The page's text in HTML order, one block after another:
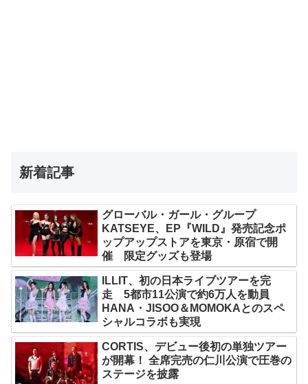
新着記事
グローバル・ガール・グループ
KATSEYE、EP『WILD』発売記念ポ
ップアップストアを東京・原宿で開
催 限定グッズも登場
ILLIT、初の日本ライブツアーを完
走 5都市11公演で約6万人を動員
HANA・JISOO＆MOMOKAとのスペ
シャルコラボも実現
CORTIS、デビュー後初の単独ツアー
が開幕！ 全席完売の仁川公演で圧巻の
ステージを披露